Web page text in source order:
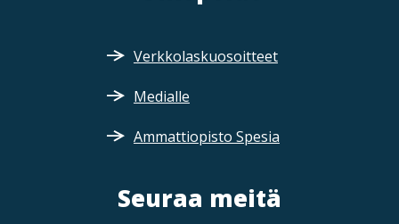
Verkkolaskuosoitteet
Medialle
Ammattiopisto Spesia
Seuraa meitä